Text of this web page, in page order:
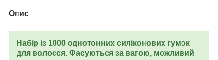
Опис
Набір із 1000 однотонних силіконових гумок
для волосся. Фасуються за вагою, можливий